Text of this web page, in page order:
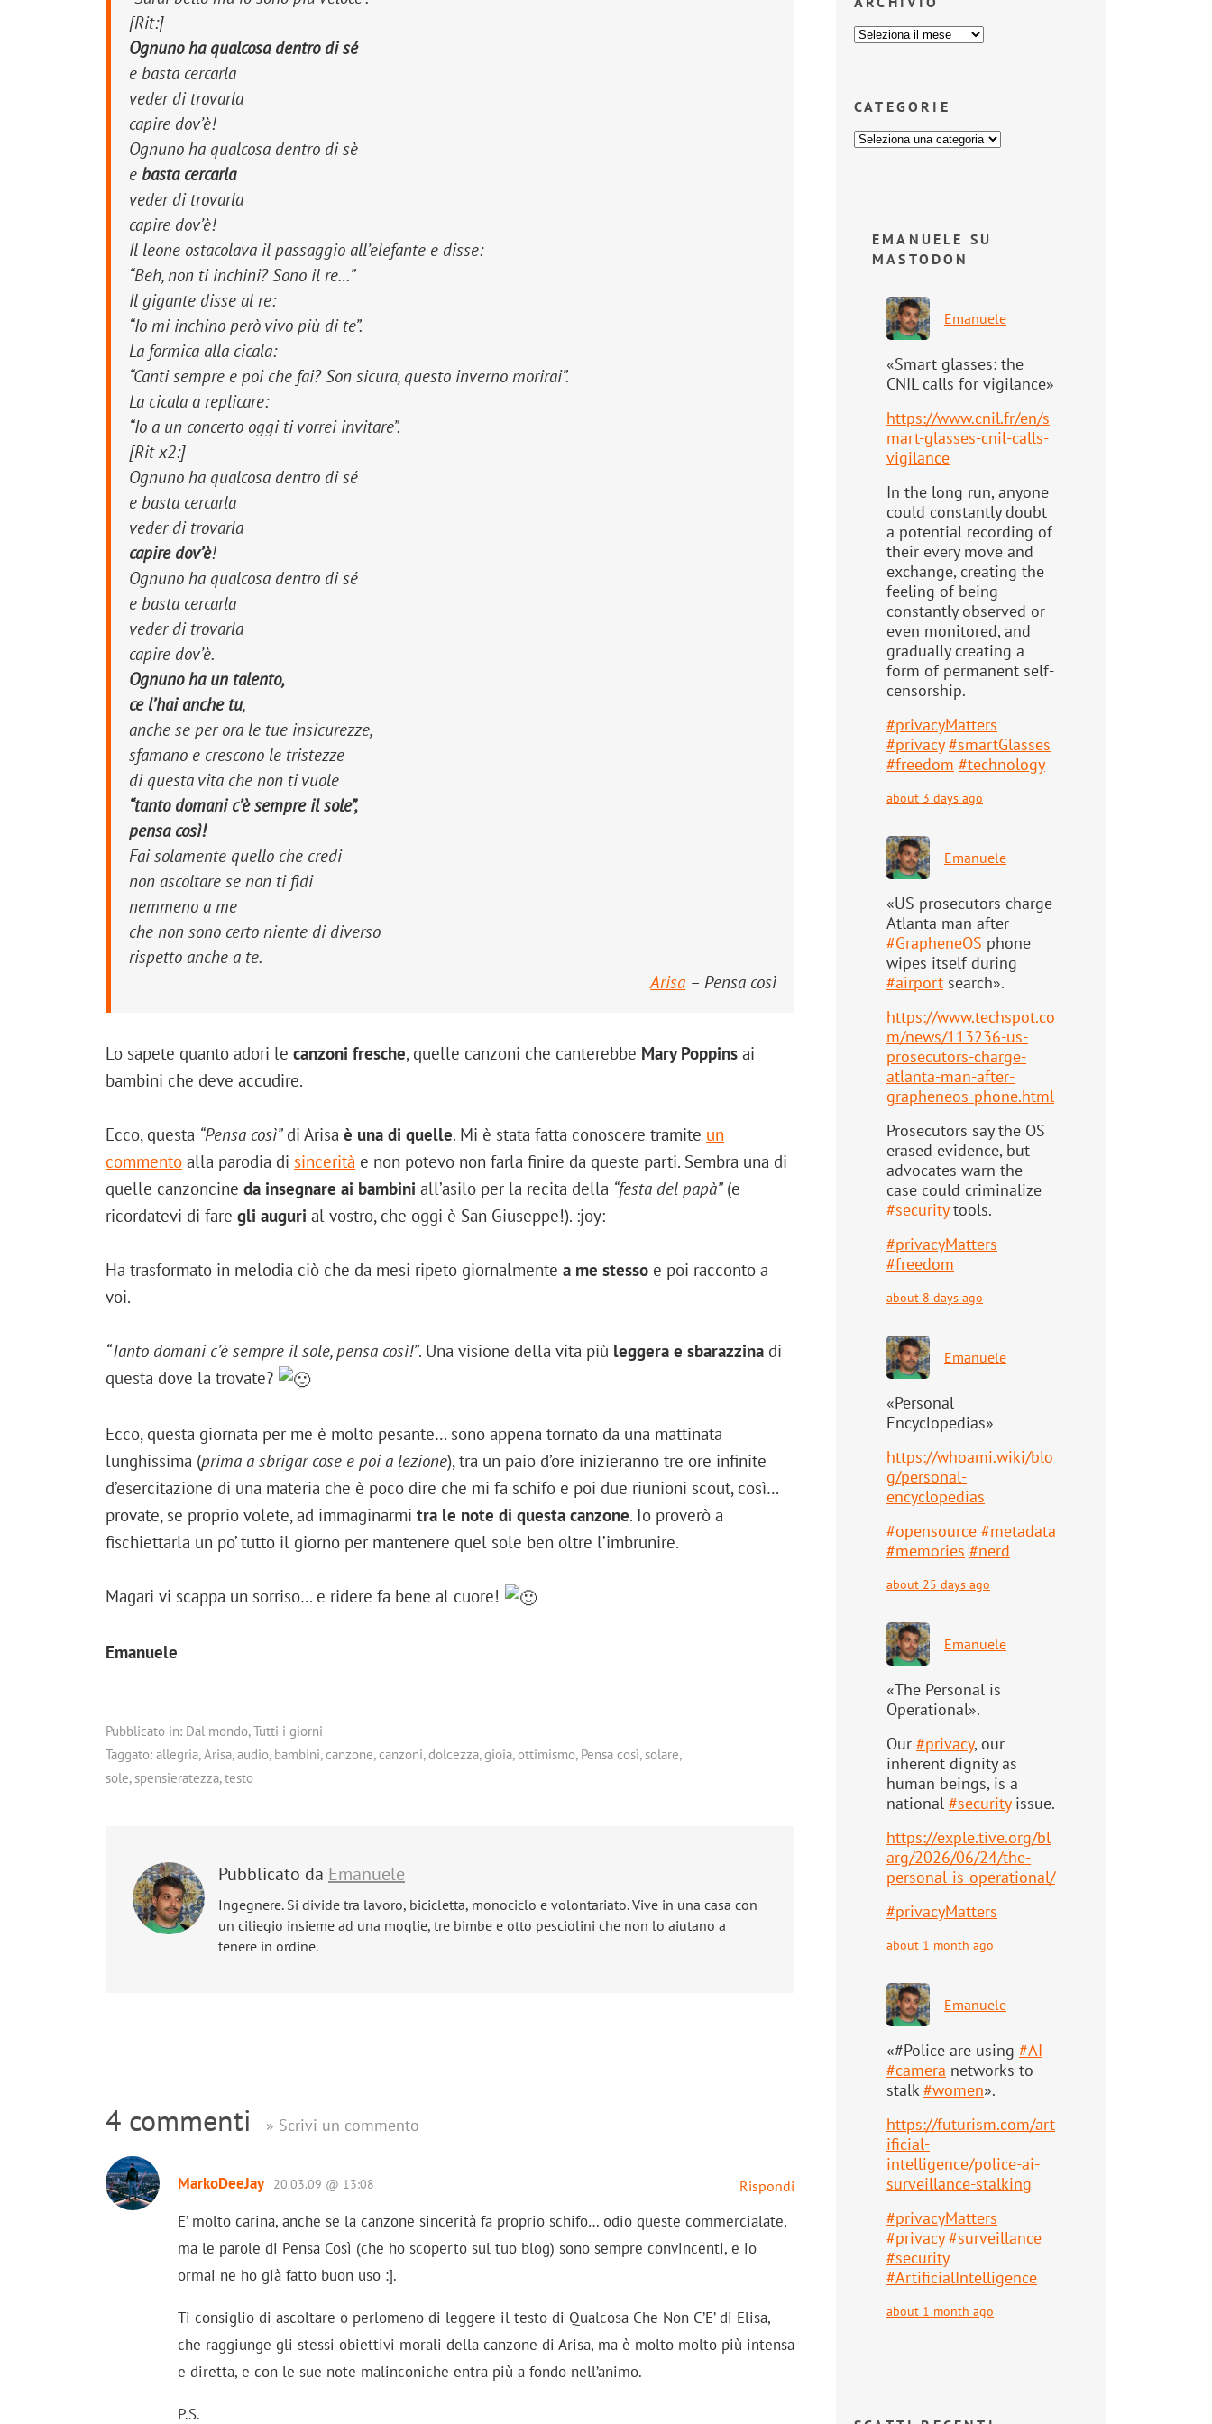
[Rit:]
Ognuno ha qualcosa dentro di sé
e basta cercarla
veder di trovarla
capire dov’è!
Ognuno ha qualcosa dentro di sè
e basta cercarla
veder di trovarla
capire dov’è!
Il leone ostacolava il passaggio all’elefante e disse:
“Beh, non ti inchini? Sono il re…”
Il gigante disse al re:
“Io mi inchino però vivo più di te”.
La formica alla cicala:
“Canti sempre e poi che fai? Son sicura, questo inverno morirai”.
La cicala a replicare:
“Io a un concerto oggi ti vorrei invitare”.
[Rit x2:]
Ognuno ha qualcosa dentro di sé
e basta cercarla
veder di trovarla
capire dov’è!
Ognuno ha qualcosa dentro di sé
e basta cercarla
veder di trovarla
capire dov’è.
Ognuno ha un talento,
ce l’hai anche tu,
anche se per ora le tue insicurezze,
sfamano e crescono le tristezze
di questa vita che non ti vuole
“tanto domani c’è sempre il sole”,
pensa così!
Fai solamente quello che credi
non ascoltare se non ti fidi
nemmeno a me
che non sono certo niente di diverso
rispetto anche a te.
Arisa – Pensa così
Lo sapete quanto adori le canzoni fresche, quelle canzoni che canterebbe Mary Poppins ai
bambini che deve accudire.
Ecco, questa “Pensa così”di Arisa è una di quelle. Mi è stata fatta conoscere tramite un
commento alla parodia di sincerità e non potevo non farla finire da queste parti. Sembra una di
quelle canzoncine da insegnare ai bambini all’asilo per la recita della “festa del papà”(e
ricordatevi di fare gli auguri al vostro, che oggi è San Giuseppe!). :joy:
Ha trasformato in melodia ciò che da mesi ripeto giornalmente a me stesso e poi racconto a
voi.
“Tanto domani c’è sempre il sole, pensa così!”. Una visione della vita più leggera e sbarazzina di
questa dove la trovate?
Ecco, questa giornata per me è molto pesante… sono appena tornato da una mattinata
lunghissima (prima a sbrigar cose e poi a lezione), tra un paio d’ore inizieranno tre ore infinite
d’esercitazione di una materia che è poco dire che mi fa schifo e poi due riunioni scout, così…
provate, se proprio volete, ad immaginarmi tra le note di questa canzone. Io proverò a
fischiettarla un po’ tutto il giorno per mantenere quel sole ben oltre l’imbrunire.
Magari vi scappa un sorriso… e ridere fa bene al cuore!
Emanuele
Pubblicato in: Dal mondo,Tutti i giorni
Taggato: allegria,Arisa,audio, bambini,canzone,canzoni,dolcezza,gioia,ottimismo, Pensa così,solare,
sole,spensieratezza,testo
Pubblicato da Emanuele
Ingegnere. Si divide tra lavoro, bicicletta, monociclo e volontariato. Vive in una casa con
un ciliegio insieme ad una moglie, tre bimbe e otto pesciolini che non lo aiutano a
tenere in ordine.
4 commenti » Scrivi un commento
MarkoDeeJay Rispondi
20.03.09 @ 13:08
E’ molto carina, anche se la canzone sincerità fa proprio schifo… odio queste commercialate,
ma le parole di Pensa Così (che ho scoperto sul tuo blog) sono sempre convincenti, e io
ormai ne ho già fatto buon uso :].
Ti consiglio di ascoltare o perlomeno di leggere il testo di Qualcosa Che Non C’E’ di Elisa,
che raggiunge gli stessi obiettivi morali della canzone di Arisa, ma è molto molto più intensa
e diretta, e con le sue note malinconiche entra più a fondo nell’animo.
P.S.
CATEGORIE
EMANUELE SU
MASTODON
Emanuele
«Smart glasses: the
CNIL calls for vigilance»
https://www.cnil.fr/en/s
mart-glasses-cnil-calls-
vigilance
In the long run, anyone
could constantly doubt
a potential recording of
their every move and
exchange, creating the
feeling of being
constantly observed or
even monitored, and
gradually creating a
form of permanent self-
censorship.
#privacyMatters
#privacy #smartGlasses
#freedom #technology
about 3 days ago
Emanuele
«US prosecutors charge
Atlanta man after
#GrapheneOS phone
wipes itself during
#airport search».
https://www.techspot.co
m/news/113236-us-
prosecutors-charge-
atlanta-man-after-
grapheneos-phone.html
Prosecutors say the OS
erased evidence, but
advocates warn the
case could criminalize
#securitytools.
#privacyMatters
#freedom
about 8 days ago
Emanuele
«Personal
Encyclopedias»
https://whoami.wiki/blo
g/personal-
encyclopedias
#opensource #metadata
#memories #nerd
about 25 days ago
Emanuele
«The Personal is
Operational».
Our #privacy, our
inherent dignity as
human beings, is a
national #securityissue.
https://exple.tive.org/bl
arg/2026/06/24/the-
personal-is-operational/
#privacyMatters
about 1 month ago
Emanuele
«#Police are using #AI
#camera networks to
stalk#women».
https://futurism.com/art
ificial-
intelligence/police-ai-
surveillance-stalking
#privacyMatters
#privacy #surveillance
#security
#ArtificialIntelligence
about 1 month ago